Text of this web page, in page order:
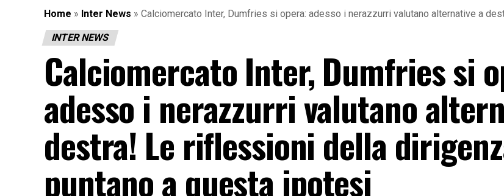
Home » Inter News » Calciomercato Inter, Dumfries si opera: adesso i nerazzurri valutano alternative a
INTER NEWS
Calciomercato Inter, Dumfries si
adesso i nerazzurri valutano
destra! Le riflessioni della
puntano a questa ipotesi